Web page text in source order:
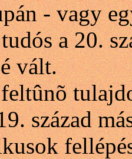
- vagy
a 20.
vált.
század